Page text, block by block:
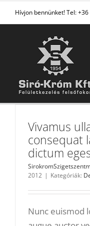
Hívjon bennünket! Tel:
Vivamus
consequat
dictum
2012 | Kategóriák:
Nunc euismod